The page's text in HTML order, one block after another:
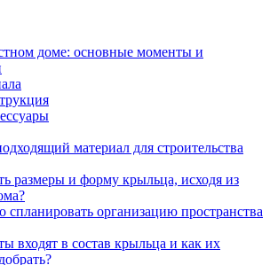
доме: основные моменты и
материал для строительства
размеры и форму крыльца, исходя из
спланировать организацию пространства
входят в состав крыльца и как их